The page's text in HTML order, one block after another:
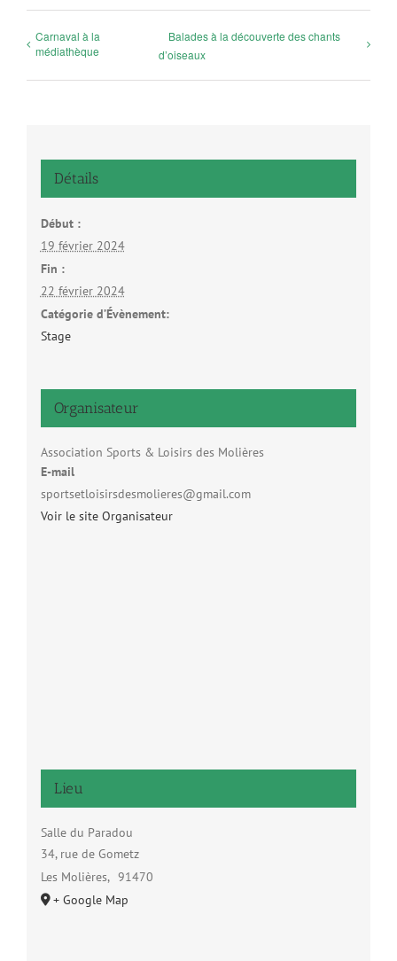
Carnaval à la
médiathèque
Balades à la découverte des chants
d’oiseaux
Détails
Début :
19 février 2024
Fin :
22 février 2024
Catégorie d’Évènement:
Stage
Organisateur
Association Sports & Loisirs des Molières
E-mail
sportsetloisirsdesmolieres@gmail.com
Voir le site Organisateur
Lieu
Salle du Paradou
34, rue de Gometz
Les Molières, 91470
+ Google Map